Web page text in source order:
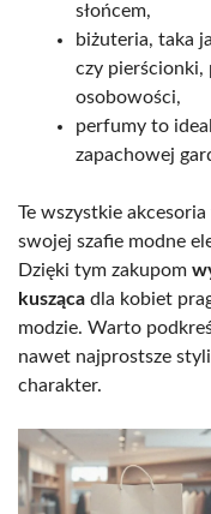
słońcem,
biżuteria, taka
czy pierścionki,
osobowości,
perfumy to
zapachowej
Te wszystkie
swojej szafie modne
Dzięki tym zakupom
kusząca dla kobiet
modzie. Warto
nawet najprostsze
charakter.